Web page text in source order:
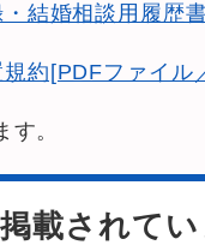
・結婚相談用履歴
約[PDFファイル
。
載されて